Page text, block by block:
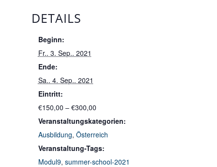
DETAILS
Beginn:
Fr.. 3. Sep.. 2021
Ende:
Sa.. 4. Sep.. 2021
Eintritt:
€150,00 – €300,00
Veranstaltungskategorien:
Ausbildung, Österreich
Veranstaltung-Tags:
Modul9, summer-school-2021